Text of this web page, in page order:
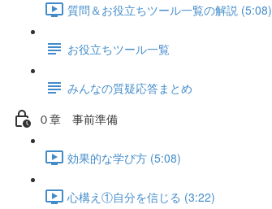
質問＆お役立ちツール一覧の解説 (5:08)
お役立ちツール一覧
みんなの質疑応答まとめ
０章 事前準備
効果的な学び方 (5:08)
心構え①自分を信じる (3:22)